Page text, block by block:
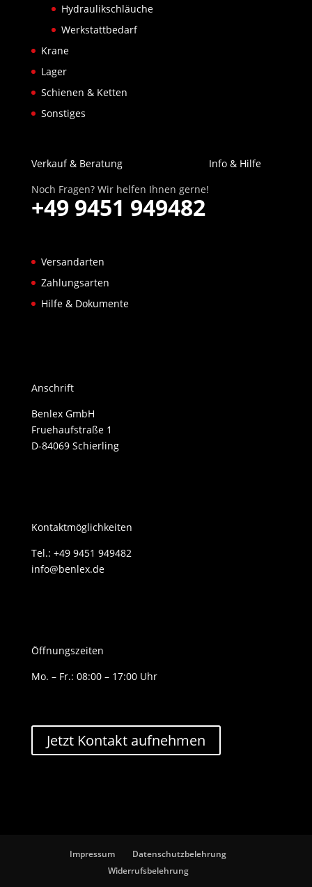
Hydraulikschläuche
Werkstattbedarf
Krane
Lager
Schienen & Ketten
Sonstiges
Verkauf & Beratung
Noch Fragen? Wir helfen Ihnen gerne!
+49 9451 949482
Info & Hilfe
Versandarten
Zahlungsarten
Hilfe & Dokumente
Anschrift
Benlex GmbH
Fruehaufstraße 1
D-84069 Schierling
Kontaktmöglichkeiten
Tel.: +49 9451 949482
info@benlex.de
Öffnungszeiten
Mo. – Fr.: 08:00 – 17:00 Uhr
Jetzt Kontakt aufnehmen
Impressum
Datenschutzbelehrung
Widerrufsbelehrung